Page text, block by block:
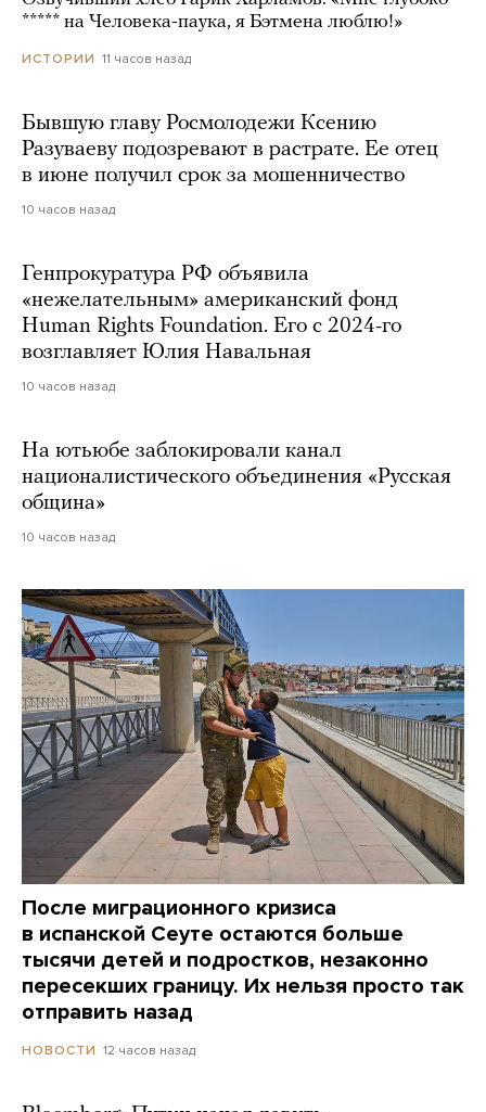
***** на Человека-паука, я Бэтмена люблю!»
ИСТОРИИ 11 часов назад
Бывшую главу Росмолодежи Ксению
Разуваеву подозревают в растрате. Ее отец
в июне получил срок за мошенничество
10 часов назад
Генпрокуратура РФ объявила
«нежелательным» американский фонд
Human Rights Foundation. Его с 2024-го
возглавляет Юлия Навальная
10 часов назад
На ютьюбе заблокировали канал
националистического объединения «Русская
община»
10 часов назад
После миграционного кризиса
в испанской Сеуте остаются больше
тысячи детей и подростков, незаконно
пересекших границу. Их нельзя просто так
отправить назад
НОВОСТИ 12 часов назад